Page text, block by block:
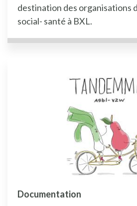
destination des organisations
social- santé à BXL.
Documentation